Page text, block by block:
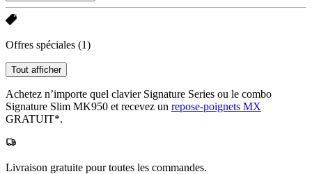
Offres spéciales (1)
Tout afficher
Achetez n’importe quel clavier Signature Series ou le combo
Signature Slim MK950 et recevez un repose-poignets MX
GRATUIT*.
Livraison gratuite pour toutes les commandes.